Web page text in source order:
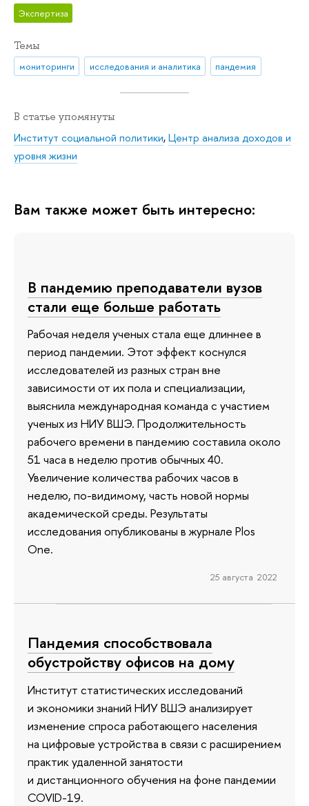
Экспертиза
Темы
мониторинги исследования и аналитика пандемия
В статье упомянуты
Институт социальной политики,Центр анализа доходов и
уровня жизни
Вам также может быть интересно:
В пандемию преподаватели вузов
стали еще больше работать
Рабочая неделя ученых стала еще длиннее в
период пандемии. Этот эффект коснулся
исследователей из разных стран вне
зависимости от их пола и специализации,
выяснила международная команда с участием
ученых из НИУ ВШЭ. Продолжительность
рабочего времени в пандемию составила около
51 часа в неделю против обычных 40.
Увеличение количества рабочих часов в
неделю, по-видимому, часть новой нормы
академической среды. Результаты
исследования опубликованы в журнале Plos
One.
25 августа 2022
Пандемия способствовала
обустройству офисов на дому
Институт статистических исследований
и экономики знаний НИУ ВШЭ анализирует
изменение спроса работающего населения
на цифровые устройства в связи с расширением
практик удаленной занятости
и дистанционного обучения на фоне пандемии
COVID-19.